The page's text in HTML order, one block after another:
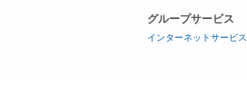
グループサービス
インターネットサービス